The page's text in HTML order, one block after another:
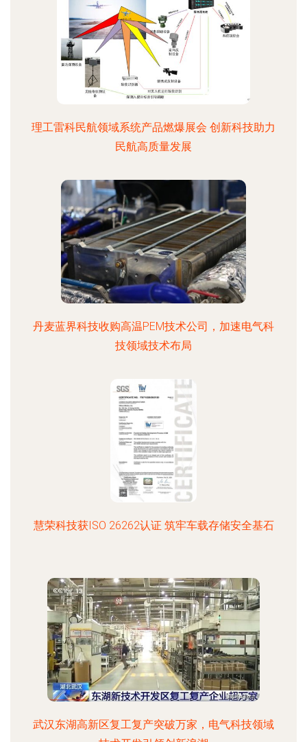
理工雷科民航领域系统产品燃爆展会 创新科技助力
民航高质量发展
丹麦蓝界科技收购高温PEM技术公司，加速电气科
技领域技术布局
慧荣科技获ISO 26262认证 筑牢车载存储安全基石
武汉东湖高新区复工复产突破万家，电气科技领域